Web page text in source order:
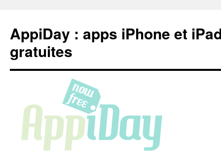
contenu
AppiDay : apps iPhone et
gratuites